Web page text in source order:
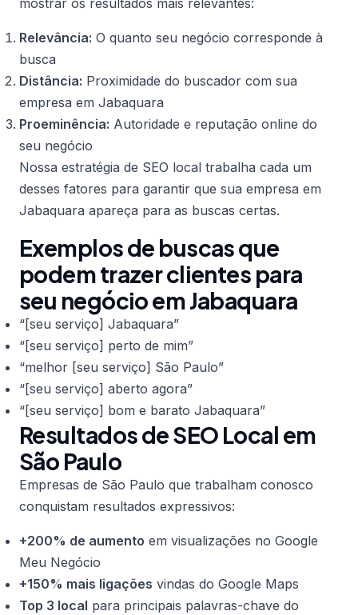
mostrar os resultados mais relevantes:
Relevância: O quanto seu negócio corresponde à
busca
Distância: Proximidade do buscador com sua
empresa em Jabaquara
Proeminência: Autoridade e reputação online do
seu negócio
Nossa estratégia de SEO local trabalha cada um
desses fatores para garantir que sua empresa em
Jabaquara apareça para as buscas certas.
Exemplos de buscas que
podem trazer clientes para
seu negócio em Jabaquara
“[seu serviço] Jabaquara”
“[seu serviço] perto de mim”
“melhor [seu serviço] São Paulo”
“[seu serviço] aberto agora”
“[seu serviço] bom e barato Jabaquara”
Resultados de SEO Local em
São Paulo
Empresas de São Paulo que trabalham conosco
conquistam resultados expressivos:
+200% de aumento em visualizações no Google
Meu Negócio
+150% mais ligações vindas do Google Maps
Top 3 local para principais palavras-chave do